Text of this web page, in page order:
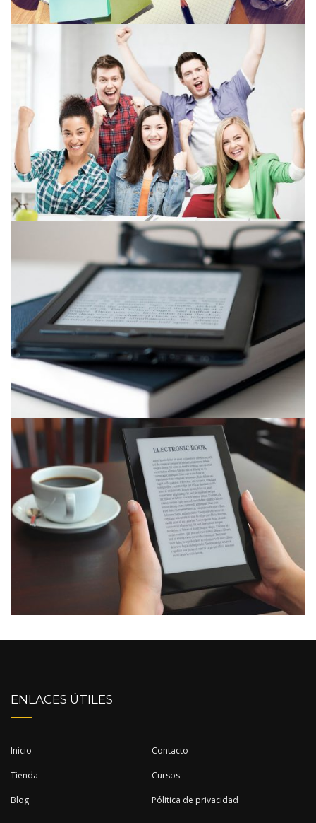
ENLACES ÚTILES
Inicio Contacto
Tienda Cursos
Blog Pólitica de privacidad